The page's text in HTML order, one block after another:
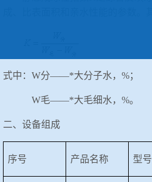
式中： W分——*大分子水，%；
W毛——*大毛细水，%。
二、设备组成
序号 产品名称 型号